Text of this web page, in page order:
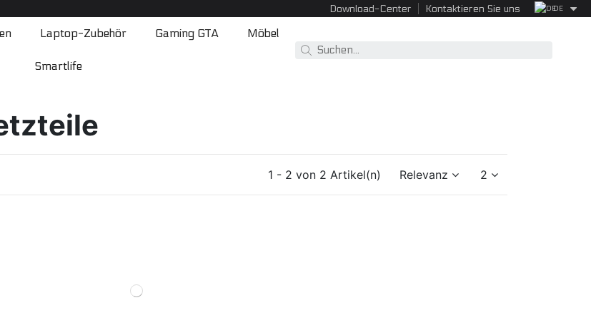
Download-Center Kontaktieren Sie uns DE
Laptop-Zubehör Gaming GTA Möbel
Smartlife
1 - 2 von 2 Artikel(n) Relevanz 2